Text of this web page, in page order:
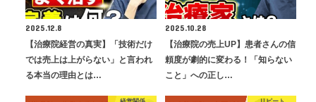
2025.12.8
【治療院経営の真実】「技術だけ
では売上は上がらない」と言われ
る本当の理由とは…
2025.10.28
【治療院の売上UP】患者さんの信
頼度が劇的に変わる！「知らない
こと」への正し…